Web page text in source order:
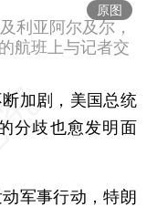
原图
利亚阿尔及尔，
航班上与记者交
加剧，美国总统
分歧也愈发明面
军事行动，特朗